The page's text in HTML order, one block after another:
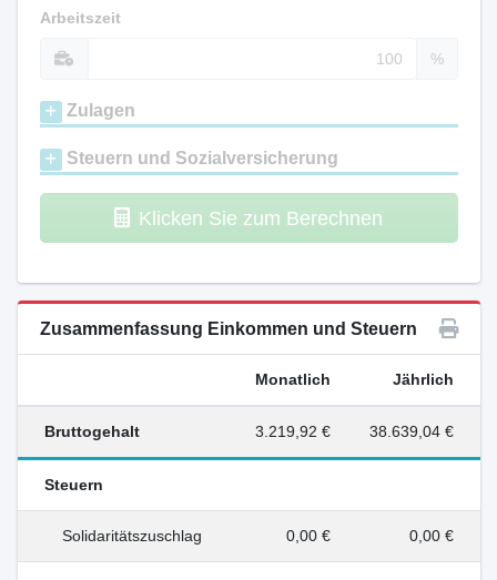
Arbeitszeit
%
Zulagen
Steuern und Sozialversicherung
Klicken Sie zum Berechnen
Zusammenfassung Einkommen und Steuern
Monatlich Jährlich
Bruttogehalt 3.219,92 € 38.639,04 €
Steuern
Solidaritätszuschlag 0,00 € 0,00 €